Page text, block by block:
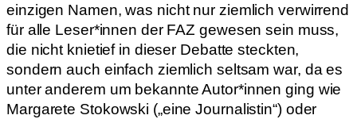
einzigen Namen, was nicht nur ziemlich verwirrend
für alle Leser*innen der FAZ gewesen sein muss,
die nicht knietief in dieser Debatte steckten,
sondern auch einfach ziemlich seltsam war, da es
unter anderem um bekannte Autor*innen ging wie
Margarete Stokowski („eine Journalistin“) oder